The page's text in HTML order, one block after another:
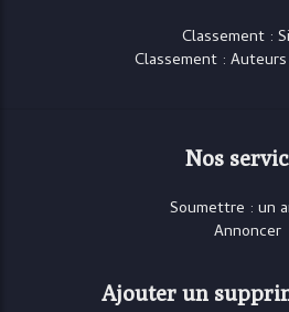
Classement :
Classement :
Nos
Soumettre : un
Annoncer
Ajouter un